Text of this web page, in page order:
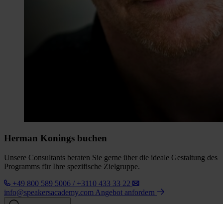
Herman Konings buchen
Unsere Consultants beraten Sie gerne über die ideale Gestaltung des
Programms für Ihre spezifische Zielgruppe.
+49 800 589 5006 / +3110 433 33 22
info@speakersacademy.com Angebot anfordern